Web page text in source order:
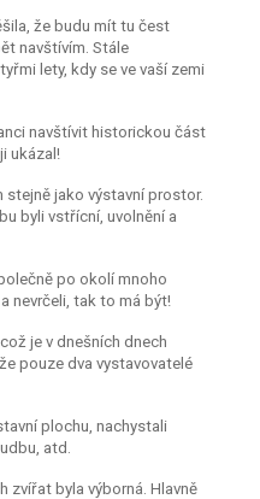
že budu mít tu čest
navštívím. Stále
lety, kdy se ve vaší zemi
navštívit historickou část
ukázal!
jako výstavní prostor.
byli vstřícní, uvolnění a
po okolí mnoho
nevrčeli, tak to má být!
je v dnešních dnech
pouze dva vystavovatelé
plochu, nachystali
atd.
zvířat byla výborná. Hlavně